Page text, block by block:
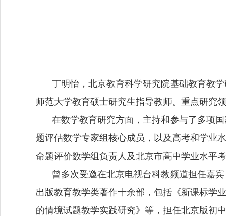
丁明怡，北京教育科学研究院基础教育教
师范大学教育硕士研究生指导教师。重点研究
在数学教育研究方面，主持和参与了多项
题评估数学专家组核心成员，以及高考和学业
命题评价数学组负责人及北京市高中学业水平
曾多次受邀在北京电视台科教频道担任嘉
出版教育教学类著作十余部，包括《新课标学
的情境试题教学实践研究》等，担任北京版初